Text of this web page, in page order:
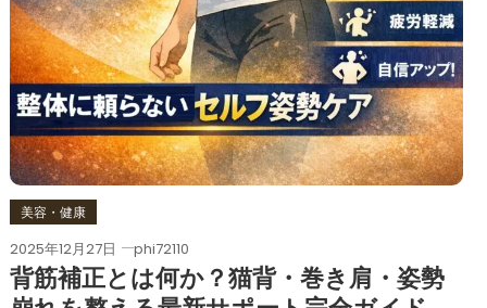
美容・健康
2025年12月27日 phi72110
背筋補正とは何か？猫背・巻き肩・姿勢